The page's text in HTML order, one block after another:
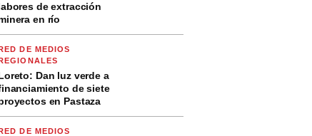
de extracción
en río
DE MEDIOS
Dan luz verde a
de siete
en Pastaza
DE MEDIOS